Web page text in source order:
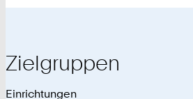
Zielgruppen
Einrichtungen